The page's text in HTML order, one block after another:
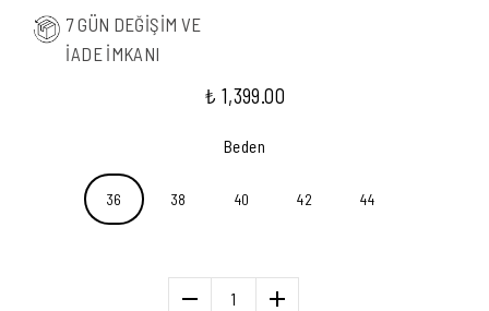
7 GÜN DEĞİŞİM VE
İADE İMKANI
₺ 1,399.00
Beden
36 38 40 42 44
1